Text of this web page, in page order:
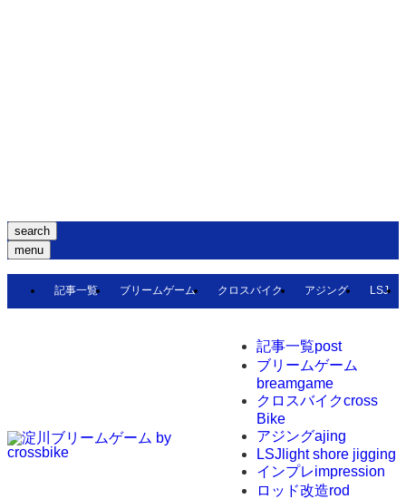
search
menu
記事一覧 ブリームゲーム クロスバイク アジング LSJ
記事一覧post
ブリームゲーム
breamgame
クロスバイクcross
Bike
アジングajing
LSJ light shore jigging
インプレimpression
ロッド改造rod